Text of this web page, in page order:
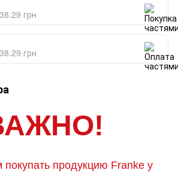
грн
грн
покупать продукцию Franke у